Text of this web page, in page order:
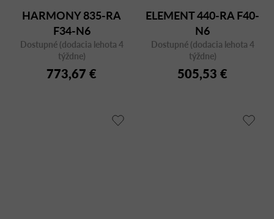
HARMONY 835-RA
F34-N6
Dostupné (dodacia lehota 4
týždne)
773,67 €
ELEMENT 440-RA F40-
N6
Dostupné (dodacia lehota 4
týždne)
505,53 €